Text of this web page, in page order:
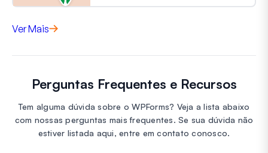
Ver Mais
Perguntas Frequentes e Recursos
Tem alguma dúvida sobre o WPForms? Veja a lista abaixo
com nossas perguntas mais frequentes. Se sua dúvida não
estiver listada aqui, entre em contato conosco.